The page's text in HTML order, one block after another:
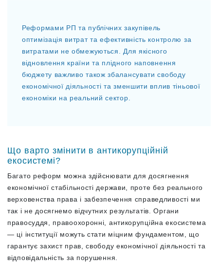
Реформами РП та публічних закупівель
оптимізація витрат та ефективність контролю за
витратами не обмежуються. Для якісного
відновлення країни та плідного наповнення
бюджету важливо також збалансувати свободу
економічної діяльності та зменшити вплив тіньової
економіки на реальний сектор.
Що варто змінити в антикорупційній
екосистемі?
Багато реформ можна здійснювати для досягнення
економічної стабільності держави, проте без реального
верховенства права і забезпечення справедливості ми
так і не досягнемо відчутних результатів. Органи
правосуддя, правоохоронні, антикорупційна екосистема
— ці інституції можуть стати міцним фундаментом, що
гарантує захист прав, свободу економічної діяльності та
відповідальність за порушення.